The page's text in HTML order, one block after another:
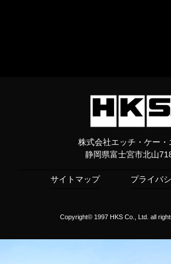
株式会社エッチ・ケー・
静岡県富士宮市北山
サイトマップ プライバ
Copyright© 1997 HKS Co., Ltd. all